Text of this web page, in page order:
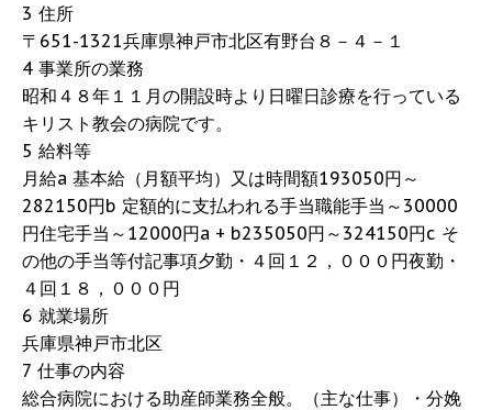
3 住所
〒651-1321兵庫県神戸市北区有野台８－４－１
4 事業所の業務
昭和４８年１１月の開設時より日曜日診療を行っている
キリスト教会の病院です。
5 給料等
月給a 基本給（月額平均）又は時間額193050円～
282150円b 定額的に支払われる手当職能手当～30000
円住宅手当～12000円a + b235050円～324150円c そ
の他の手当等付記事項夕勤・４回１２，０００円夜勤・
４回１８，０００円
6 就業場所
兵庫県神戸市北区
7 仕事の内容
総合病院における助産師業務全般。（主な仕事）・分娩